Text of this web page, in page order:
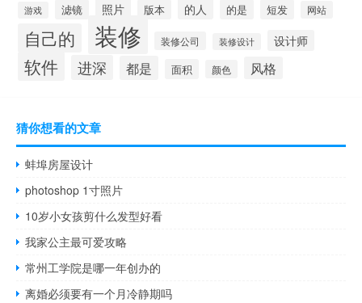
游戏 滤镜 照片 版本 的人 的是 短发 网站
自己的 装修 装修公司 装修设计 设计师
软件 进深 都是 面积 颜色 风格
猜你想看的文章
蚌埠房屋设计
photoshop 1寸照片
10岁小女孩剪什么发型好看
我家公主最可爱攻略
常州工学院是哪一年创办的
离婚必须要有一个月冷静期吗